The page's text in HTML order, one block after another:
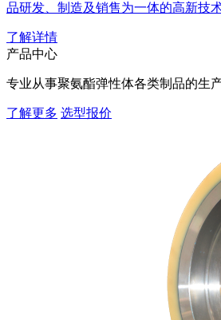
品研发、制造及销售为一体的高新技术
了解详情
产品中心
专业从事聚氨酯弹性体各类制品的生
了解更多 选型报价